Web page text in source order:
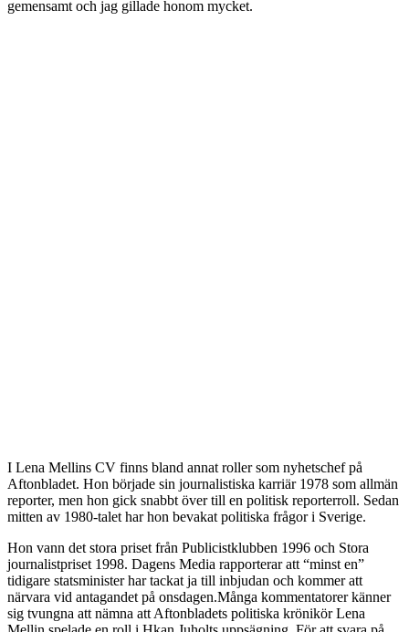
gemensamt och jag gillade honom mycket.
I Lena Mellins CV finns bland annat roller som nyhetschef på
Aftonbladet. Hon började sin journalistiska karriär 1978 som allmän
reporter, men hon gick snabbt över till en politisk reporterroll. Sedan
mitten av 1980-talet har hon bevakat politiska frågor i Sverige.
Hon vann det stora priset från Publicistklubben 1996 och Stora
journalistpriset 1998. Dagens Media rapporterar att “minst en”
tidigare statsminister har tackat ja till inbjudan och kommer att
närvara vid antagandet på onsdagen.Många kommentatorer känner
sig tvungna att nämna att Aftonbladets politiska krönikör Lena